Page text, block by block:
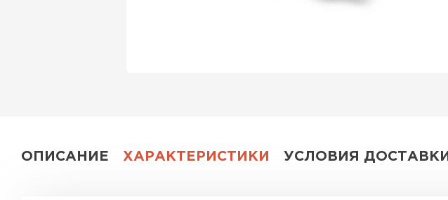
ОПИСАНИЕ ХАРАКТЕРИСТИКИ УСЛОВИЯ ДОСТАВКИ